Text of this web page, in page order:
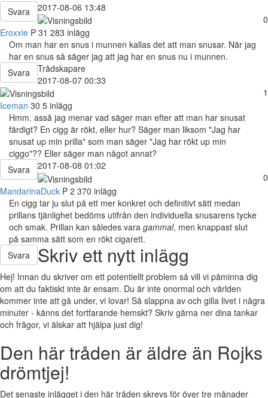
Svara
2017-08-06 13:48
0
Eroxxie P 31 283 inlägg
Om man har en snus i munnen kallas det att man snusar. När jag
har en snus så säger jag att jag har en snus nu i munnen.
Svara
Trådskapare
2017-08-07 00:33
1
Iceman 30 5 inlägg
Hmm. asså jag menar vad säger man efter att man har snusat
färdigt? En cigg är rökt, eller hur? Säger man liksom "Jag har
snusat up min prilla" som man säger "Jag har rökt up min
ciggo"?? Eller säger man något annat?
Svara
2017-08-08 01:02
0
MandarinaDuck P 2 370 inlägg
En cigg tar ju slut på ett mer konkret och definitivt sätt medan
prillans tjänlighet bedöms utifrån den individuella snusarens tycke
och smak. Prillan kan således vara gammal, men knappast slut
på samma sätt som en rökt cigarett.
Svara
Skriv ett nytt inlägg
Hej! Innan du skriver om ett potentiellt problem så vill vi påminna dig
om att du faktiskt inte är ensam. Du är inte onormal och världen
kommer inte att gå under, vi lovar! Så slappna av och gilla livet i några
minuter - känns det fortfarande hemskt? Skriv gärna ner dina tankar
och frågor, vi älskar att hjälpa just dig!
Den här tråden är äldre än Rojks
drömtjej!
Det senaste inlägget i den här tråden skrevs för över tre månader